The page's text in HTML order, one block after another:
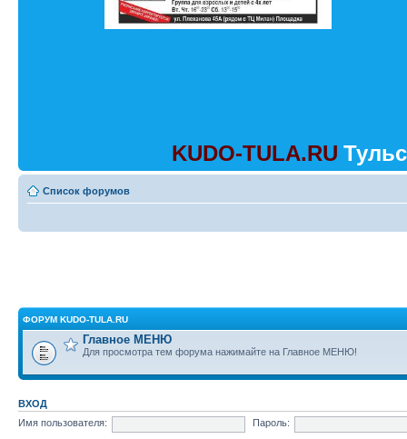
KUDO-TULA.RU
Список форумов
ФОРУМ KUDO-TULA.RU
Главное МЕНЮ
Для просмотра тем форума нажимайте на Главное МЕНЮ!
ВХОД
Имя пользователя:
Пароль: